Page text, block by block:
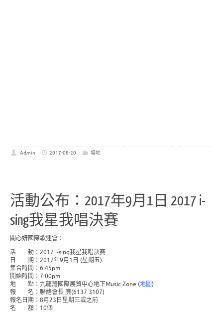
Admin 2017-08-20 場地
活動公布：2017年9月1日 2017 i-
sing我星我唱決賽
關心妍國際歌迷會：
活 動：2017 i-sing我星我唱決賽
日 期：2017年9月1日 (星期五)
集合時間：6:45pm
開始時間：7:00pm
地 點：九龍灣國際展貿中心地下Music Zone (地圖)
報 名：聯絡會長 廉(6137 3107)
報名日期：8月23日星期三或之前
名 額：10個